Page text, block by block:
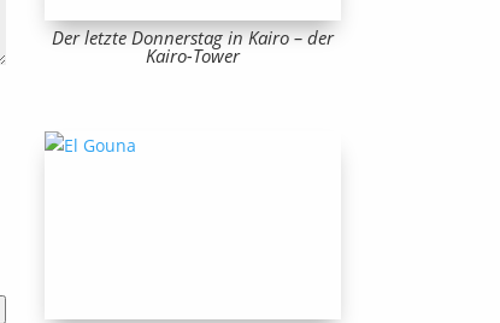
Der letzte Donnerstag in Kairo – der
Kairo-Tower